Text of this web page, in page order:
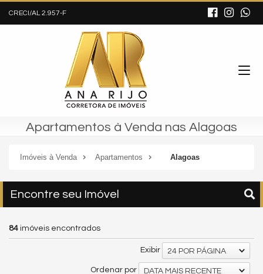
CRECI/AL 2.957-F
Apartamentos à Venda nas Alagoas
Imóveis à Venda Apartamentos Alagoas
Encontre seu Imóvel
84 imóveis encontrados
Exibir 24 POR PÁGINA
Ordenar por DATA MAIS RECENTE